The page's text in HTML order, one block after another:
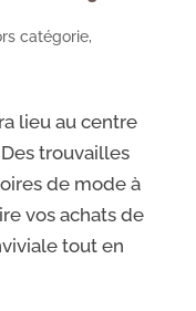
catégorie,
lieu au centre
Des trouvailles
de mode à
vos achats de
tout en